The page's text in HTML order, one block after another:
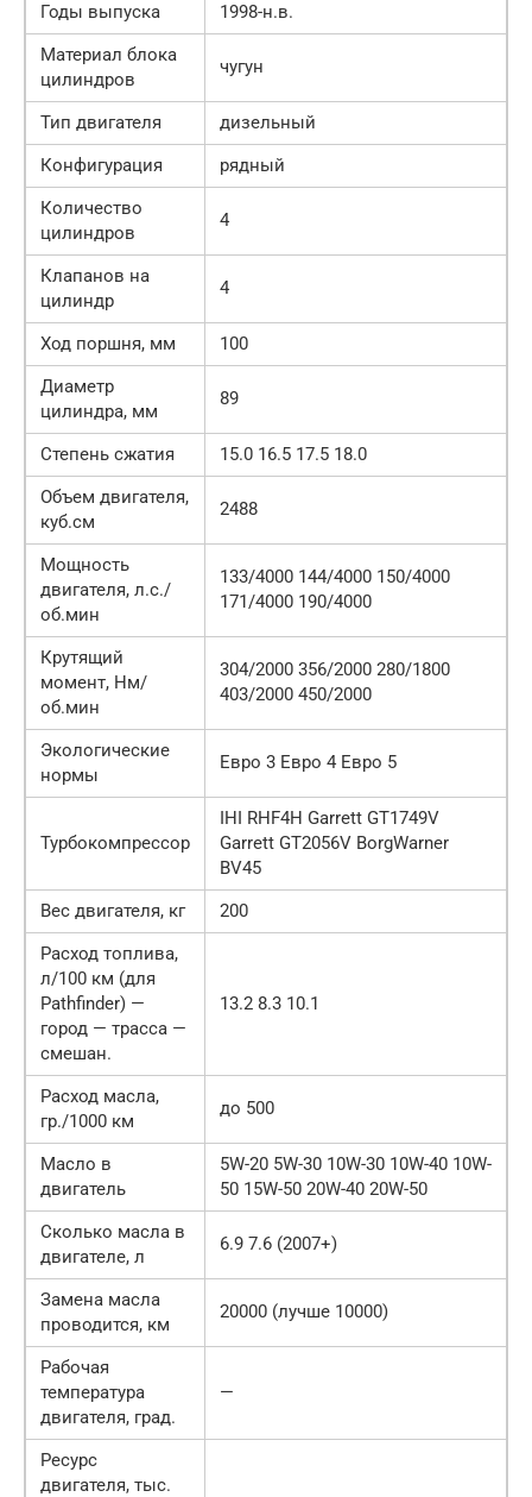
Годы выпуска
1998-н.в.
Материал блока
цилиндров
чугун
Тип двигателя
дизельный
Конфигурация
рядный
Количество
цилиндров
4
Клапанов на
цилиндр
4
Ход поршня, мм
100
Диаметр
цилиндра, мм
89
Степень сжатия
15.0 16.5 17.5 18.0
Объем двигателя,
куб.см
2488
Мощность
двигателя, л.с./
об.мин
133/4000 144/4000 150/4000
171/4000 190/4000
Крутящий
момент, Нм/
об.мин
304/2000 356/2000 280/1800
403/2000 450/2000
Экологические
нормы
Евро 3 Евро 4 Евро 5
Турбокомпрессор
IHI RHF4H Garrett GT1749V
Garrett GT2056V BorgWarner
BV45
Вес двигателя, кг
200
Расход топлива,
л/100 км (для
Pathfinder) —
город — трасса —
смешан.
13.2 8.3 10.1
Расход масла,
гр./1000 км
до 500
Масло в
двигатель
5W-20 5W-30 10W-30 10W-40 10W-
50 15W-50 20W-40 20W-50
Сколько масла в
двигателе, л
6.9 7.6 (2007+)
Замена масла
проводится, км
20000 (лучше 10000)
Рабочая
температура
двигателя, град.
—
Ресурс
двигателя, тыс.